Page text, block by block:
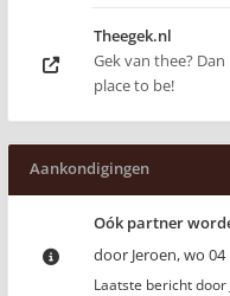
Theegek.nl
Gek van thee?
place to be!
Aankondigingen
Oók partner
door Jeroen,wo 04
Laatste bericht door